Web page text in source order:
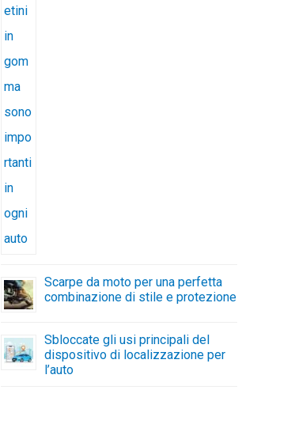
Scarpe da moto per una perfetta
combinazione di stile e protezione
Sbloccate gli usi principali del
dispositivo di localizzazione per
l’auto